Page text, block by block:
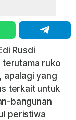
Rusdi
terutama ruko
apalagi yang
terkait untuk
bangunan
peristiwa